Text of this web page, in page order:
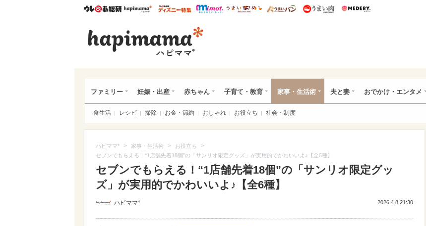
ウレぴあ総研ハピママ* ウレぴあ総研 ディズニー特集
mimot. うまいめし うまいパン うまい肉
ファミリー 妊娠・出産 赤ちゃん 子育て・教育 家事・生活術 夫と妻 おでかけ・エンタメ
食生活 レシピ 掃除 お金・節約 おしゃれ お役立ち 社会・制度
ハピママ* > 家事・生活術 > お役立ち >
セブンでもらえる！“1店舗先着18個”の「サンリオ限定グッズ」が実用的でかわいいよ♪【全6種】
セブンでもらえる！“1店舗先着18個”の「サンリオ限定グッ
ズ」が実用的でかわいいよ♪【全6種】
ハピママ* 2026.4.8 21:30